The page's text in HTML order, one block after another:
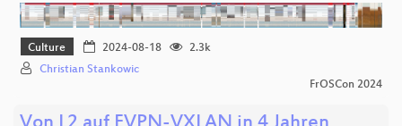
Culture 2024-08-18
2.3k
Christian Stankowic
FrOSCon 2024